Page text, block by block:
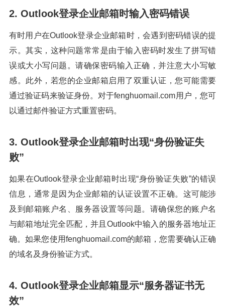
2. Outlook登录企业邮箱时输入密码错误
有时用户在Outlook登录企业邮箱时，会遇到密码错误的提
示。其实，这种问题常常是由于输入密码时发生了拼写错
误或大小写问题。请确保密码输入正确，并注意大小写敏
感。此外，若您的企业邮箱启用了双重认证，您可能需要
通过验证码来验证身份。对于fenghuomail.com用户，您可
以通过邮件验证方式重置密码。
3. Outlook登录企业邮箱时出现“身份验证失
败”
如果在Outlook登录企业邮箱时出现“身份验证失败”的错误
信息，通常是因为企业邮箱的认证设置不正确。这可能涉
及到邮箱账户名、服务器设置等问题。请确保您的账户名
与邮箱地址完全匹配，并且Outlook中输入的服务器地址正
确。如果您使用fenghuomail.com的邮箱，您需要确认正确
的域名及身份验证方式。
4. Outlook登录企业邮箱显示“服务器证书无
效”